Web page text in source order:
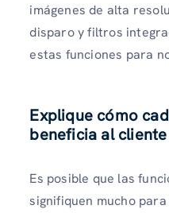
imágenes de alta
disparo y filtros
estas funciones para
Explique cómo
beneficia al cliente
Es posible que las
signifiquen mucho